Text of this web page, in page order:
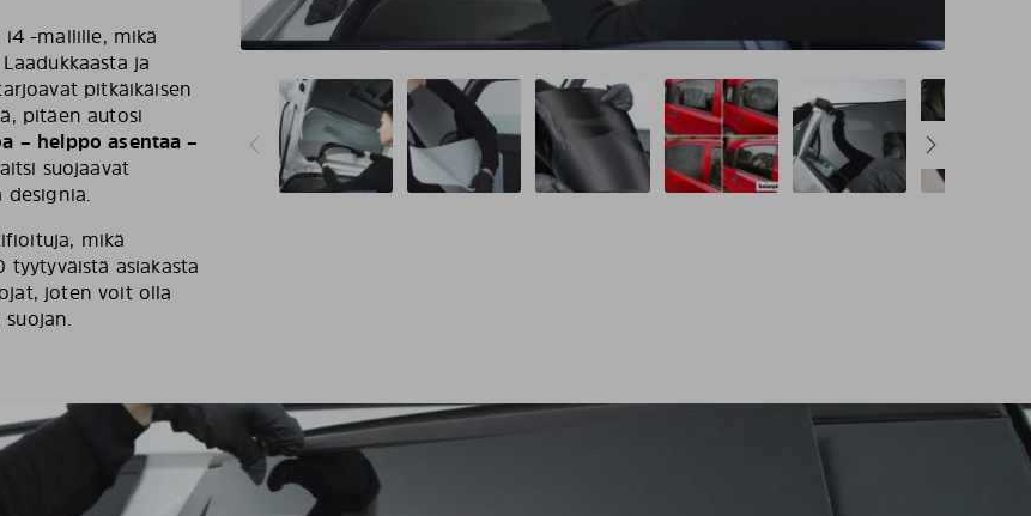
-mallille, mikä
ja
pitkäikäisen
pitäen autosi
– helppo asentaa –
suojaavat
designia.
mikä
asiakasta
joten voit olla